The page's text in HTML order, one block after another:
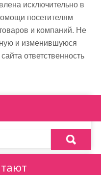
исключительно в
посетителям
и компаний. Не
и изменившуюся
ответственность